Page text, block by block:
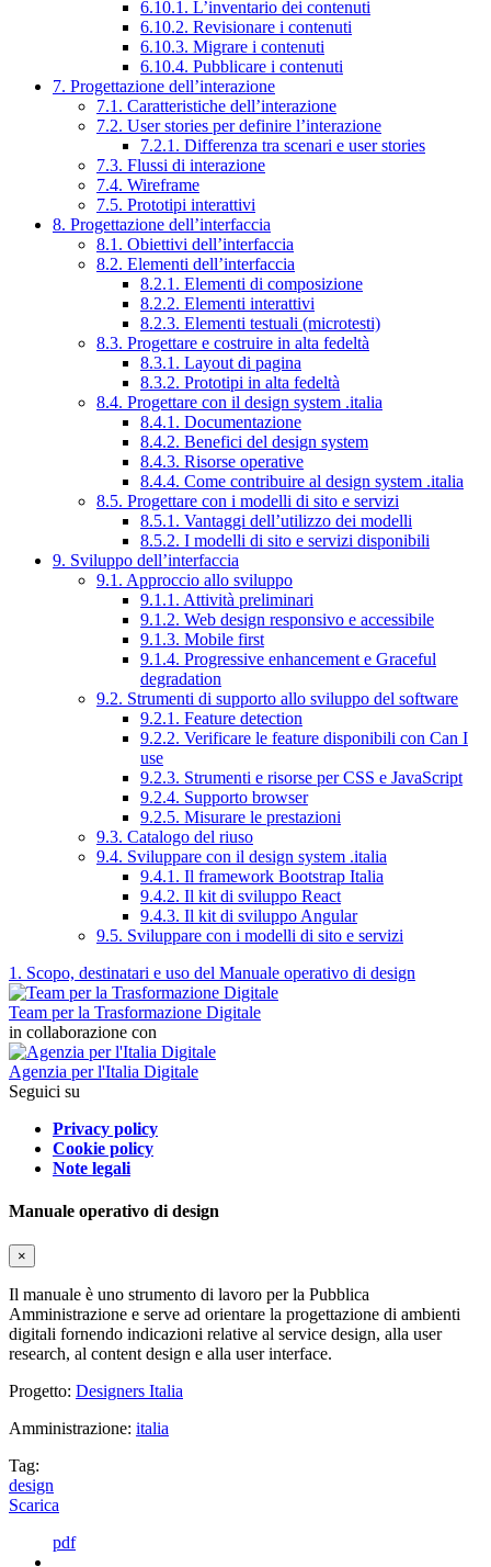
6.10.1. L’inventario dei contenuti
6.10.2. Revisionare i contenuti
6.10.3. Migrare i contenuti
6.10.4. Pubblicare i contenuti
7. Progettazione dell’interazione
7.1. Caratteristiche dell’interazione
7.2. User stories per definire l’interazione
7.2.1. Differenza tra scenari e user stories
7.3. Flussi di interazione
7.4. Wireframe
7.5. Prototipi interattivi
8. Progettazione dell’interfaccia
8.1. Obiettivi dell’interfaccia
8.2. Elementi dell’interfaccia
8.2.1. Elementi di composizione
8.2.2. Elementi interattivi
8.2.3. Elementi testuali (microtesti)
8.3. Progettare e costruire in alta fedeltà
8.3.1. Layout di pagina
8.3.2. Prototipi in alta fedeltà
8.4. Progettare con il design system .italia
8.4.1. Documentazione
8.4.2. Benefici del design system
8.4.3. Risorse operative
8.4.4. Come contribuire al design system .italia
8.5. Progettare con i modelli di sito e servizi
8.5.1. Vantaggi dell’utilizzo dei modelli
8.5.2. I modelli di sito e servizi disponibili
9. Sviluppo dell’interfaccia
9.1. Approccio allo sviluppo
9.1.1. Attività preliminari
9.1.2. Web design responsivo e accessibile
9.1.3. Mobile first
9.1.4. Progressive enhancement e Graceful
degradation
9.2. Strumenti di supporto allo sviluppo del software
9.2.1. Feature detection
9.2.2. Verificare le feature disponibili con Can I
use
9.2.3. Strumenti e risorse per CSS e JavaScript
9.2.4. Supporto browser
9.2.5. Misurare le prestazioni
9.3. Catalogo del riuso
9.4. Sviluppare con il design system .italia
9.4.1. Il framework Bootstrap Italia
9.4.2. Il kit di sviluppo React
9.4.3. Il kit di sviluppo Angular
9.5. Sviluppare con i modelli di sito e servizi
1. Scopo, destinatari e uso del Manuale operativo di design
Team per la Trasformazione Digitale
in collaborazione con
Agenzia per l'Italia Digitale
Seguici su
Privacy policy
Cookie policy
Note legali
Manuale operativo di design
×
Il manuale è uno strumento di lavoro per la Pubblica
Amministrazione e serve ad orientare la progettazione di ambienti
digitali fornendo indicazioni relative al service design, alla user
research, al content design e alla user interface.
Progetto: Designers Italia
Amministrazione: italia
Tag:
design
Scarica
pdf